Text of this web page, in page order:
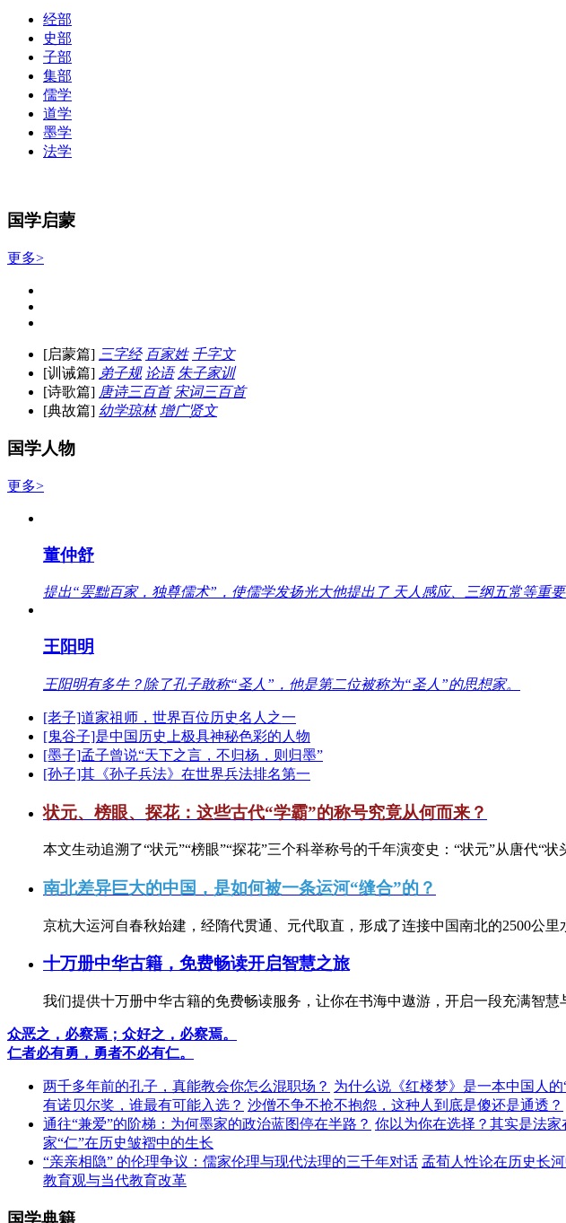
经部
史部
子部
集部
儒学
道学
墨学
法学
国学启蒙
更多>
[启蒙篇] 三字经 百家姓 千字文
[训诫篇] 弟子规 论语 朱子家训
[诗歌篇] 唐诗三百首 宋词三百首
[典故篇] 幼学琼林 增广贤文
国学人物
更多>
董仲舒
提出“罢黜百家，独尊儒术”，使儒学发扬光大他提出了 天人感应、三纲五常等重
王阳明
王阳明有多牛？除了孔子敢称“圣人”，他是第二位被称为“圣人”的思想家。
[老子]道家祖师，世界百位历史名人之一
[鬼谷子]是中国历史上极具神秘色彩的人物
[墨子]孟子曾说“天下之言，不归杨，则归墨”
[孙子]其《孙子兵法》在世界兵法排名第一
状元、榜眼、探花：这些古代“学霸”的称号究竟从何而来？
本文生动追溯了“状元”“榜眼”“探花”三个科举称号的千年演变史：“状元”从唐代“状
南北差异巨大的中国，是如何被一条运河“缝合”的？
京杭大运河自春秋始建，经隋代贯通、元代取直，形成了连接中国南北的2500公里
十万册中华古籍，免费畅读开启智慧之旅
我们提供十万册中华古籍的免费畅读服务，让你在书海中遨游，开启一段充满智慧
众恶之，必察焉；众好之，必察焉。
仁者必有勇，勇者不必有仁。
两千多年前的孔子，真能教会你怎么混职场？ 为什么说《红楼梦》是一本中国人的
有诺贝尔奖，谁最有可能入选？ 沙僧不争不抢不抱怨，这种人到底是傻还是通透？
通往“兼爱”的阶梯：为何墨家的政治蓝图停在半路？ 你以为你在选择？其实是法家
家“仁”在历史皱褶中的生长
“亲亲相隐” 的伦理争议：儒家伦理与现代法理的三千年对话 孟荀人性论在历史长
教育观与当代教育改革
国学典籍